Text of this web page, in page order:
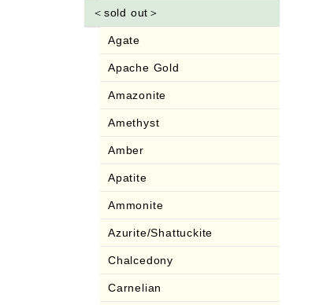
＜sold out＞
Agate
Apache Gold
Amazonite
Amethyst
Amber
Apatite
Ammonite
Azurite/Shattuckite
Chalcedony
Carnelian